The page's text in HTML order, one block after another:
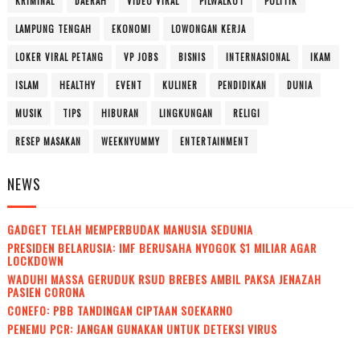
LAMPUNG TENGAH EKONOMI LOWONGAN KERJA
LOKER VIRAL PETANG VP JOBS BISNIS INTERNASIONAL IKAM
ISLAM HEALTHY EVENT KULINER PENDIDIKAN DUNIA
MUSIK TIPS HIBURAN LINGKUNGAN RELIGI
RESEP MASAKAN WEEKNYUMMY ENTERTAINMENT
NEWS
GADGET TELAH MEMPERBUDAK MANUSIA SEDUNIA
PRESIDEN BELARUSIA: IMF BERUSAHA NYOGOK $1 MILIAR AGAR
LOCKDOWN
WADUH! MASSA GERUDUK RSUD BREBES AMBIL PAKSA JENAZAH
PASIEN CORONA
CONEFO: PBB TANDINGAN CIPTAAN SOEKARNO
PENEMU PCR: JANGAN GUNAKAN UNTUK DETEKSI VIRUS